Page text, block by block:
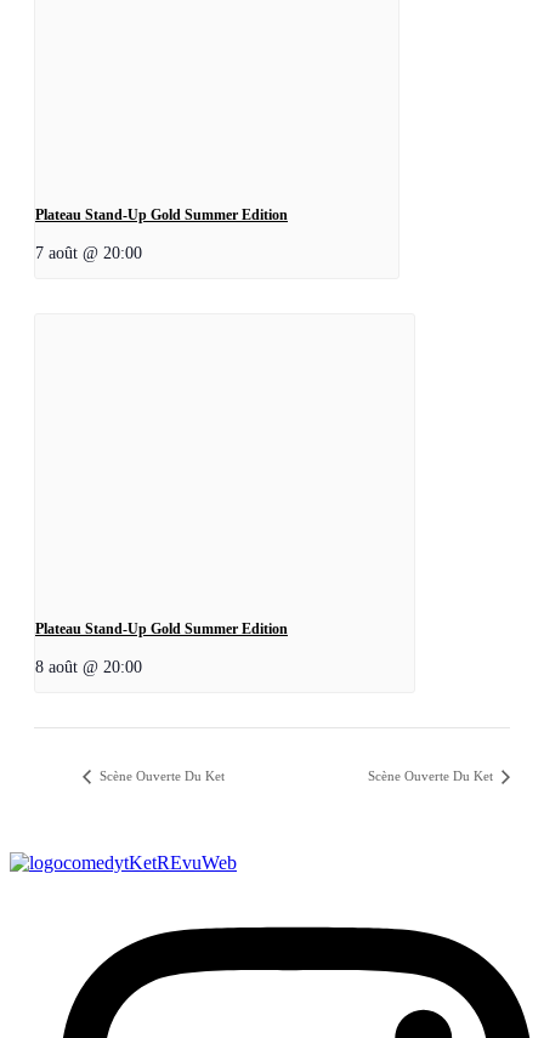
Plateau Stand-Up Gold Summer Edition
7 août @ 20:00
Plateau Stand-Up Gold Summer Edition
8 août @ 20:00
Scène Ouverte Du Ket Scène Ouverte Du Ket